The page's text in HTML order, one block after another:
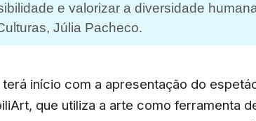
e valorizar a diversidade
Júlia Pacheco.
início com a apresentação do
que utiliza a arte como ferramenta